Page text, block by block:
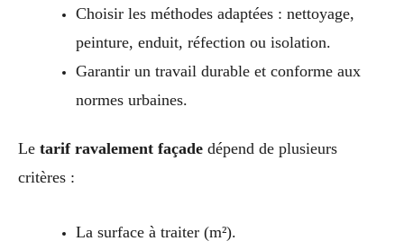
Choisir les méthodes adaptées : nettoyage,
peinture, enduit, réfection ou isolation.
Garantir un travail durable et conforme aux
normes urbaines.
Le tarif ravalement façade dépend de plusieurs
critères :
La surface à traiter (m²).